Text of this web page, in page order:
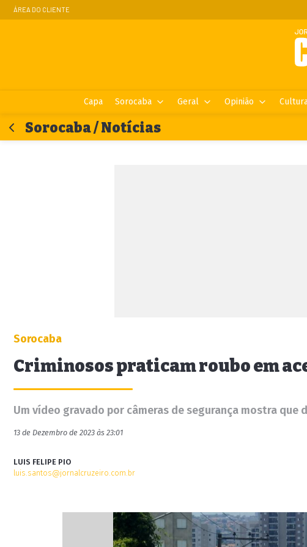
ÁREA DO CLIENTE
Capa Sorocaba Geral Opinião
Sorocaba / Notícias
Sorocaba
Criminosos praticam roubo em
Um vídeo gravado por câmeras de segurança mostra
13 de Dezembro de 2023 às 23:01
LUIS FELIPE PIO
luis.santos@jornalcruzeiro.com.br